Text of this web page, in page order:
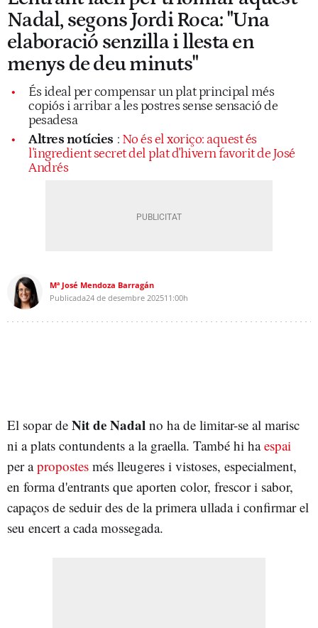
Nadal, segons Jordi Roca: "Una
elaboració senzilla i llesta en
menys de deu minuts"
És ideal per compensar un plat principal més
copiós i arribar a les postres sense sensació de
pesadesa
Altres notícies : No és el xoriço: aquest és
l'ingredient secret del plat d'hivern favorit de José
Andrés
Mª José Mendoza Barragán
Publicada24 de desembre 202511:00h
El sopar de Nit de Nadal no ha de limitar-se al marisc
ni a plats contundents a la graella. També hi haespai
per apropostes més lleugeres i vistoses, especialment,
en forma d'entrants que aporten color, frescor i sabor,
capaços de seduir des de la primera ullada i confirmar el
seu encert a cada mossegada.